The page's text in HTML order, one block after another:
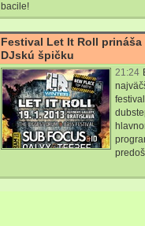
bacile!
Festival Let It Roll
DJskú špičku
21:24